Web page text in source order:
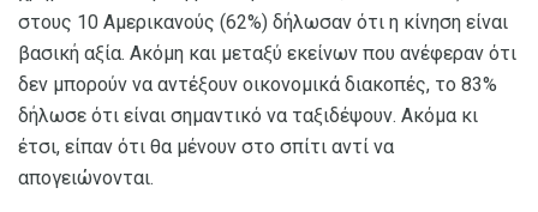
στους 10 Αμερικανούς (62%) δήλωσαν ότι η κίνηση είναι
βασική αξία. Ακόμη και μεταξύ εκείνων που ανέφεραν ότι
δεν μπορούν να αντέξουν οικονομικά διακοπές, το 83%
δήλωσε ότι είναι σημαντικό να ταξιδέψουν. Ακόμα κι
έτσι, είπαν ότι θα μένουν στο σπίτι αντί να
απογειώνονται.